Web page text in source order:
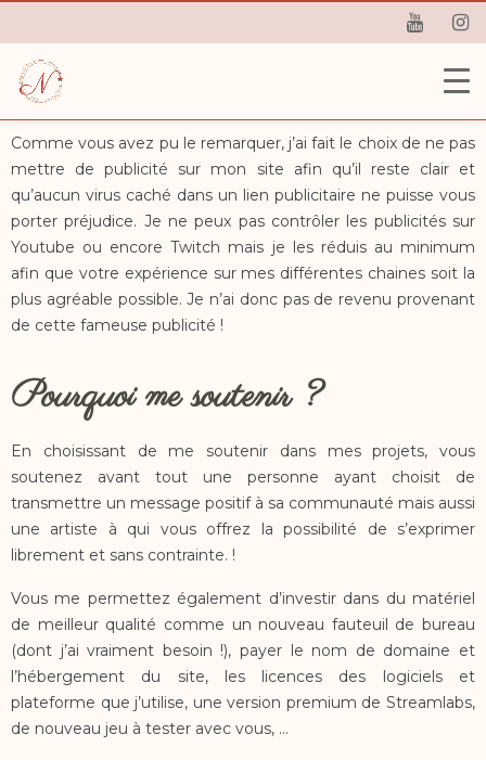
Comme vous avez pu le remarquer, j’ai fait le choix de ne pas
mettre de publicité sur mon site afin qu’il reste clair et
qu’aucun virus caché dans un lien publicitaire ne puisse vous
porter préjudice. Je ne peux pas contrôler les publicités sur
Youtube ou encore Twitch mais je les réduis au minimum
afin que votre expérience sur mes différentes chaines soit la
plus agréable possible. Je n’ai donc pas de revenu provenant
de cette fameuse publicité !
Pourquoi me soutenir ?
En choisissant de me soutenir dans mes projets, vous
soutenez avant tout une personne ayant choisit de
transmettre un message positif à sa communauté mais aussi
une artiste à qui vous offrez la possibilité de s’exprimer
librement et sans contrainte. !
Vous me permettez également d’investir dans du matériel
de meilleur qualité comme un nouveau fauteuil de bureau
(dont j’ai vraiment besoin !), payer le nom de domaine et
l’hébergement du site, les licences des logiciels et
plateforme que j’utilise, une version premium de Streamlabs,
de nouveau jeu à tester avec vous, …